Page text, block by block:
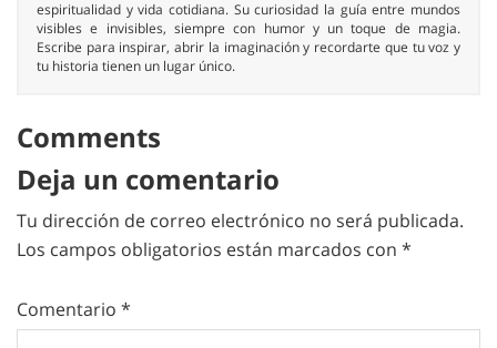
espiritualidad y vida cotidiana. Su curiosidad la guía entre mundos
visibles e invisibles, siempre con humor y un toque de magia.
Escribe para inspirar, abrir la imaginación y recordarte que tu voz y
tu historia tienen un lugar único.
Comments
Deja un comentario
Tu dirección de correo electrónico no será publicada.
Los campos obligatorios están marcados con *
Comentario *